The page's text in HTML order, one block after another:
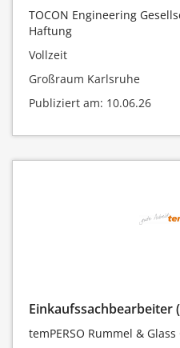
TOCON Engineering
Haftung
Vollzeit
Großraum Karlsruhe
Publiziert am: 10.06.26
Einkaufssachbearbeiter
temPERSO Rummel & Glass